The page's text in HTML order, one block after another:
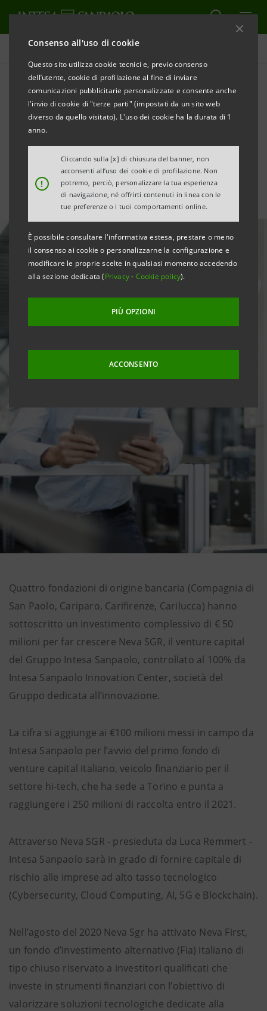
Consenso all'uso di cookie
Questo sito utilizza cookie tecnici e, previo consenso
dell’utente, cookie di profilazione al fine di inviare
comunicazioni pubblicitarie personalizzate e consente anche
l'invio di cookie di "terze parti" (impostati da un sito web
diverso da quello visitato). L'uso dei cookie ha la durata di 1
anno.
!
Cliccando sulla [x] di chiusura del banner, non
acconsenti all’uso dei cookie di profilazione. Non
potremo, perciò, personalizzare la tua esperienza
di navigazione, né offrirti contenuti in linea con le
tue preferenze o i tuoi comportamenti online.
È possibile consultare l'informativa estesa, prestare o meno
il consenso ai cookie o personalizzarne la configurazione e
modificare le proprie scelte in qualsiasi momento accedendo
alla sezione dedicata (Privacy- Cookie policy).
PIÙ OPZIONI
ACCONSENTO
Tutte le news
Neva SGR, il venture capital
hi-tech punta a 250 milioni
di raccolta entro 2021
Quattro fondazioni di origine bancaria (Compagnia di
San Paolo, Cariparo, Carifirenze, Carilucca) hanno
sottoscritto un investimento complessivo di € 50
milioni per far crescere Neva SGR, il venture capital
del Gruppo Intesa Sanpaolo, controllato al 100% da
Intesa Sanpaolo Innovation Center, società del
Gruppo dedicata all’innovazione.
La cifra si aggiunge ai €100 milioni messi in campo da
Intesa Sanpaolo per l’avvio del primo fondo di
venture capital italiano, veicolo finanziario per il
settore hi-tech, che ha sede a Torino e punta a
raggiungere i 250 milioni di raccolta entro il 2021.
Attraverso Neva SGR - presieduta da Luca Remmert -
Intesa Sanpaolo sarà in grado di fornire capitale di
rischio alle imprese ad alto tasso tecnologico
(Cybersecurity, Cloud Computing, AI, 5G e Blockchain).
Nell’agosto del 2020 Neva Sgr ha attivato Neva First,
un fondo d’investimento alternativo (Fia) italiano di
tipo chiuso riservato a investitori qualificati che
investe in strumenti finanziari con l’obiettivo di
valorizzare soluzioni tecnologiche dedicate alla